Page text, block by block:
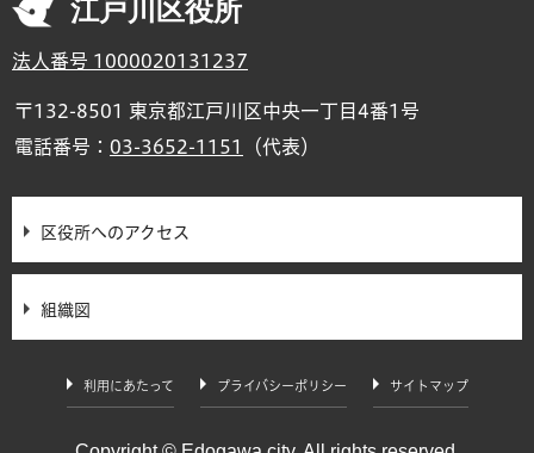
江戸川区役所
法人番号 1000020131237
〒132-8501 東京都江戸川区中央一丁目4番1号
電話番号： 03-3652-1151 （代表）
区役所へのアクセス
組織図
利用にあたって プライバシーポリシー サイトマップ